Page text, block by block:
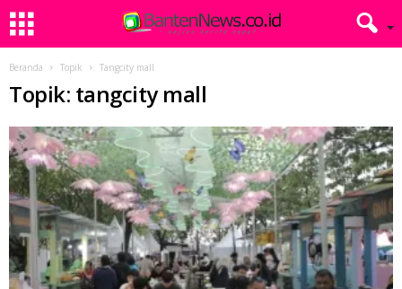
Beranda Topik Tangcity mall
Topik: tangcity mall